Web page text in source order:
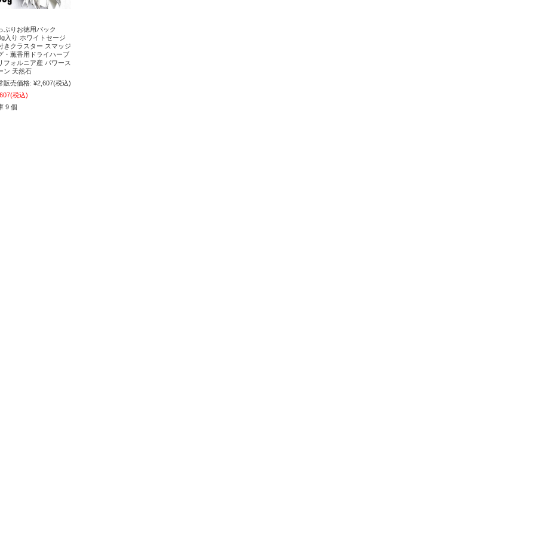
ぷりお徳用パック
入り ホワイトセージ
きクラスター スマッジ
・薫香用ドライハーブ
フォルニア産 パワース
ン 天然石
販売価格: ¥2,607(税込)
(税込)
9 個